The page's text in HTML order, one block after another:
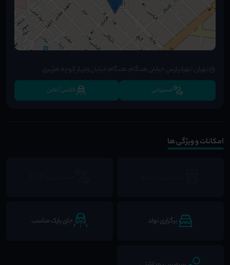
تهران، تهرانپارس خیابان هنگام، هنگام خیابان وارباز کوچه هژبری
مسیریابی تاکسی آنلاین
امکانات و ویژگی ها
برگزاری تولد جای پارک مناسب